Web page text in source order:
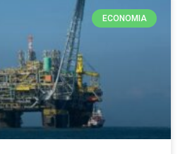
ECONOMIA